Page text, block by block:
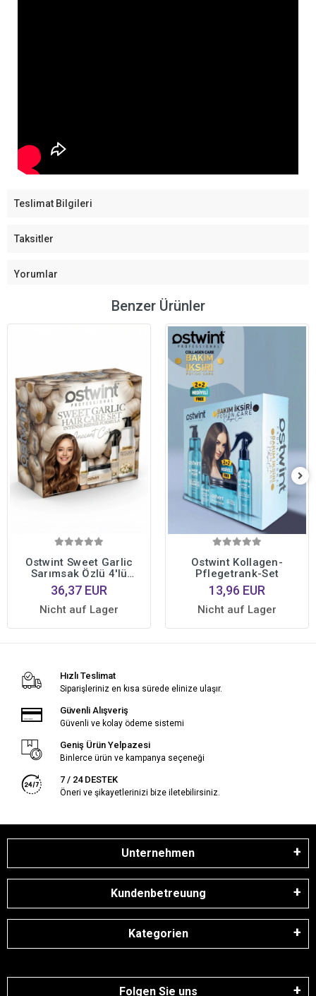
Teslimat Bilgileri
Taksitler
Yorumlar
Benzer Ürünler
Ostwint Sweet Garlic
Sarımsak Özlü 4'lü
Profesyonel Saç Bakım
Seti • Yoğun Onarıcı
Bakım Formülü
36,37 EUR
Nicht auf Lager
Ostwint Kollagen-
Pflegetrank-Set
13,96 EUR
Nicht auf Lager
Hızlı Teslimat
Siparişleriniz en kısa sürede elinize ulaşır.
Güvenli Alışveriş
Güvenli ve kolay ödeme sistemi
Geniş Ürün Yelpazesi
Binlerce ürün ve kampanya seçeneği
7 / 24 DESTEK
Öneri ve şikayetlerinizi bize iletebilirsiniz.
Unternehmen
Kundenbetreuung
Kategorien
Folgen Sie uns